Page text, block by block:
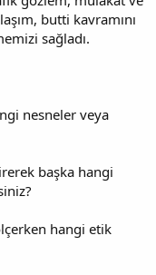
butti kavramını
sağladı.
nesneler veya
başka hangi
hangi etik